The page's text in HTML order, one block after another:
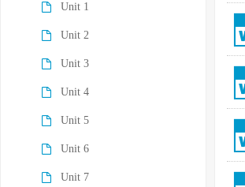
Unit 1
Unit 2
Unit 3
Unit 4
Unit 5
Unit 6
Unit 7